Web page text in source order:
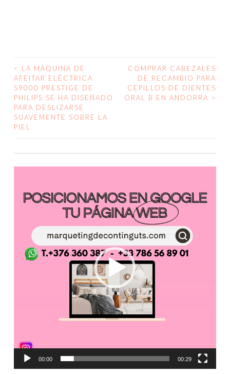
NAVEGACIÓN
DE
ENTRADAS
<
LA MÁQUINA DE
AFEITAR ELÉCTRICA
S9000 PRESTIGE DE
PHILIPS SE HA DISEÑADO
PARA DESLIZARSE
SUAVEMENTE SOBRE LA
PIEL
COMPRAR CABEZALES
DE RECAMBIO PARA
CEPILLOS DE DIENTES
ORAL B EN ANDORRA >
vídeo
00:00 00:29